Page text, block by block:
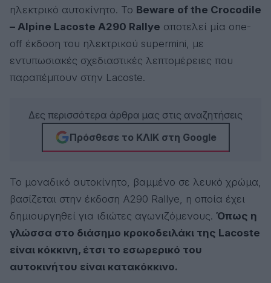
ηλεκτρικό αυτοκίνητο. Το Beware of the Crocodile
– Alpine Lacoste A290 Rallye αποτελεί μία one-
off έκδοση του ηλεκτρικού supermini, με
εντυπωσιακές σχεδιαστικές λεπτομέρειες που
παραπέμπουν στην Lacoste.
Δες περισσότερα άρθρα μας στις αναζητήσεις
Πρόσθεσε το ΚΛΙΚ στη Google
Το μοναδικό αυτοκίνητο, βαμμένο σε λευκό χρώμα,
βασίζεται στην έκδοση A290 Rallye, η οποία έχει
δημιουργηθεί για ιδιώτες αγωνιζόμενους. Όπως η
γλώσσα στο διάσημο κροκοδειλάκι της Lacoste
είναι κόκκινη, έτσι το εσωρερικό του
αυτοκινήτου είναι κατακόκκινο.